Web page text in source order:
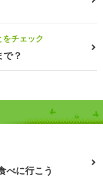
チェック
？
べに行こう